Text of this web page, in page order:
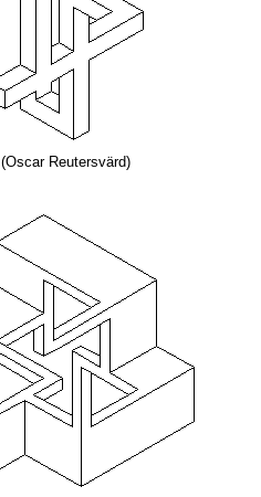
(Oscar Reutersvärd)